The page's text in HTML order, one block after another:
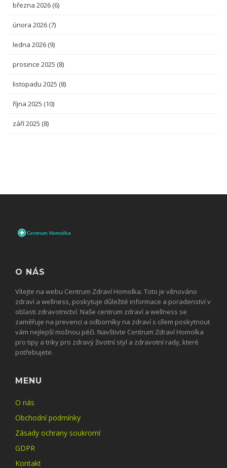
března 2026 (6)
února 2026 (7)
ledna 2026 (9)
prosince 2025 (8)
listopadu 2025 (8)
října 2025 (10)
září 2025 (8)
O NÁS
Vítejte na webu Centrum Zdraví Homolka. Toto je věnováno
zdraví a wellness, poskytuje důležité informace a poradenství v
oblasti zdravotnictví. Naše centrum zdraví a wellness se
zaměřuje na prevenci a odborníky na zdraví s cílem poskytnout
vám nejlepší možnou péči. Navštivte Centrum Zdraví Homolka
pro tipy a triky pro zdravý životní styl a zdravotní rady, které
potřebujete.
MENU
O nás
Obchodní podmínky
Zásady ochrany soukromí
GDPR
Kontakt